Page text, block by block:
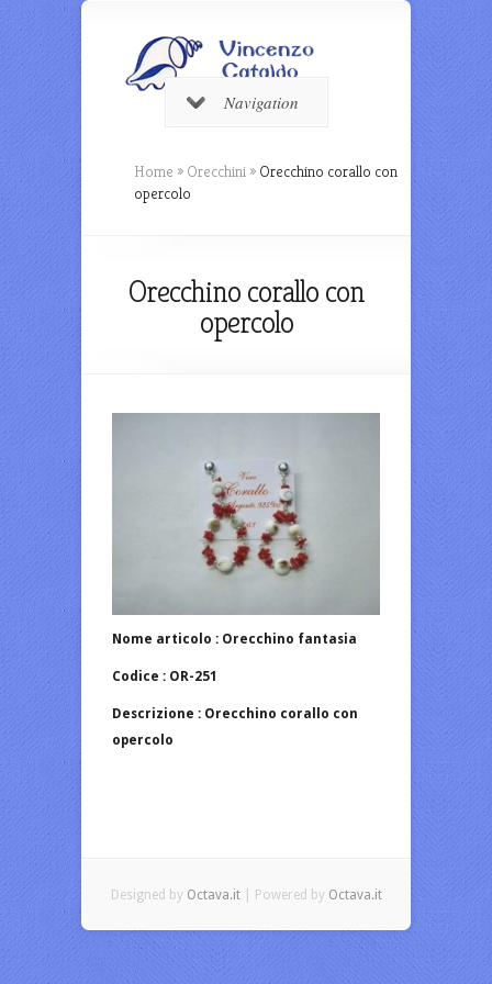
Navigation
Home » Orecchini » Orecchino corallo con
opercolo
Orecchino corallo con
opercolo
Nome articolo : Orecchino fantasia
Codice : OR-251
Descrizione : Orecchino corallo con
opercolo
Designed by Octava.it| Powered by Octava.it